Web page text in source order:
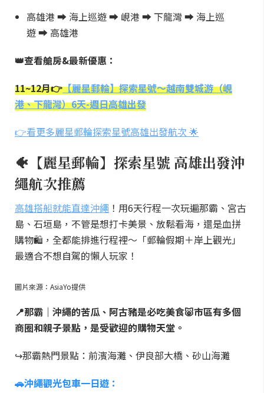
高雄港 ➡️ 海上巡遊 ➡️ 峴港 ➡️ 下龍灣 ➡️ 海上巡
遊 ➡️ 高雄港
👑查看艙房&最新優惠：
11~12月👉【麗星郵輪】探索星號～越南雙城游（峴
港、下龍灣）6天-週日高雄出發
👉看更多麗星郵輪探索星號高雄出發航次 🌟
🐠【麗星郵輪】探索星號 高雄出發沖
繩航次推薦
高雄搭船就能直達沖繩 ！用6天行程一次玩遍那霸、宮古
島、石垣島，不管是想打卡美景、放鬆看海，還是血拼
購物🛍️，全都能排進行程裡～「郵輪假期＋岸上觀光」
最適合不想自駕的懶人玩家！
圖片來源：AsiaYo提供
📍那霸｜沖繩的苦瓜、阿古豬是必吃美食🐷市區有多個
商圈和親子景點，是受歡迎的購物天堂。
↪那霸熱門景點：前濱海灘、伊良部大橋、砂山海灘
🚗沖繩觀光包車一日遊：